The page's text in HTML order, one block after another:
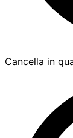
Cancella in